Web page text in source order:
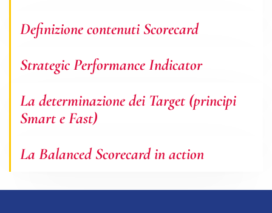
Definizione contenuti Scorecard
Strategic Performance Indicator
La determinazione dei Target (principi
Smart e Fast)
La Balanced Scorecard in action